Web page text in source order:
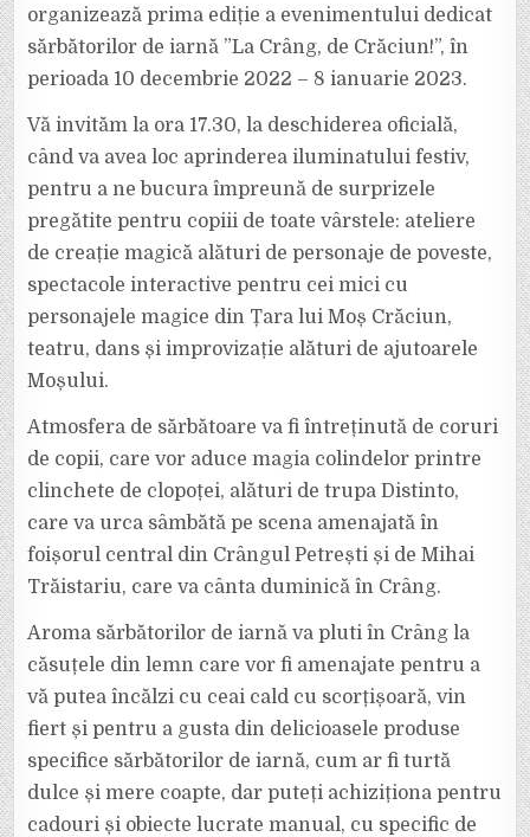
organizează prima ediție a evenimentului dedicat
sărbătorilor de iarnă ”La Crâng, de Crăciun!”, în
perioada 10 decembrie 2022 – 8 ianuarie 2023.
Vă invităm la ora 17.30, la deschiderea oficială,
când va avea loc aprinderea iluminatului festiv,
pentru a ne bucura împreună de surprizele
pregătite pentru copiii de toate vârstele: ateliere
de creație magică alături de personaje de poveste,
spectacole interactive pentru cei mici cu
personajele magice din Țara lui Moș Crăciun,
teatru, dans și improvizație alături de ajutoarele
Moșului.
Atmosfera de sărbătoare va fi întreținută de coruri
de copii, care vor aduce magia colindelor printre
clinchete de clopoței, alături de trupa Distinto,
care va urca sâmbătă pe scena amenajată în
foișorul central din Crângul Petrești și de Mihai
Trăistariu, care va cânta duminică în Crâng.
Aroma sărbătorilor de iarnă va pluti în Crâng la
căsuțele din lemn care vor fi amenajate pentru a
vă putea încălzi cu ceai cald cu scorțișoară, vin
fiert și pentru a gusta din delicioasele produse
specifice sărbătorilor de iarnă, cum ar fi turtă
dulce și mere coapte, dar puteți achiziționa pentru
cadouri și obiecte lucrate manual, cu specific de